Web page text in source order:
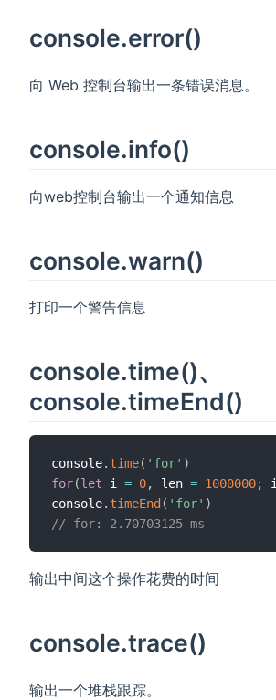
console.error()
向 Web 控制台输出一条错误消息。
console.info()
向web控制台输出一个通知信息
console.warn()
打印一个警告信息
console.time()、
console.timeEnd()
console. time( 'for' )
for(let i = 0, len = 1000000;
console. timeEnd ( 'for' )
// for: 2.70703125 ms
输出中间这个操作花费的时间
console.trace()
输出一个堆栈跟踪。